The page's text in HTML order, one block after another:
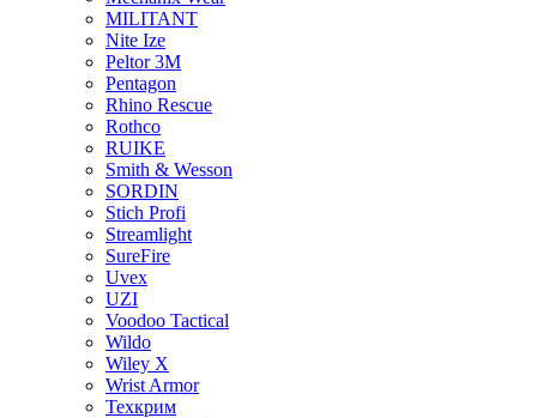
MILITANT
Nite Ize
Peltor 3M
Pentagon
Rhino Rescue
Rothco
RUIKE
Smith & Wesson
SORDIN
Stich Profi
Streamlight
SureFire
Uvex
UZI
Voodoo Tactical
Wildo
Wiley X
Wrist Armor
Техкрим